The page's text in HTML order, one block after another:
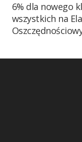
6% dla nowego
wszystkich na